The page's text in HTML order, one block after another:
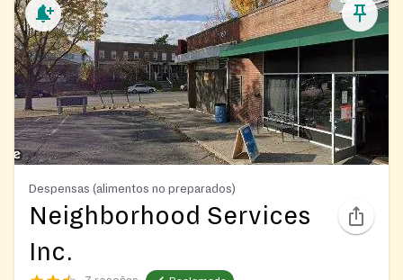
Despensas (alimentos no preparados)
Neighborhood Services
Inc.